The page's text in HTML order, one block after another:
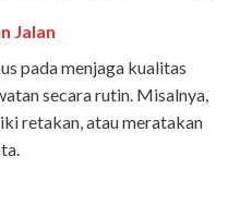
Jalan
pada menjaga kualitas
secara rutin. Misalnya,
retakan, atau meratakan